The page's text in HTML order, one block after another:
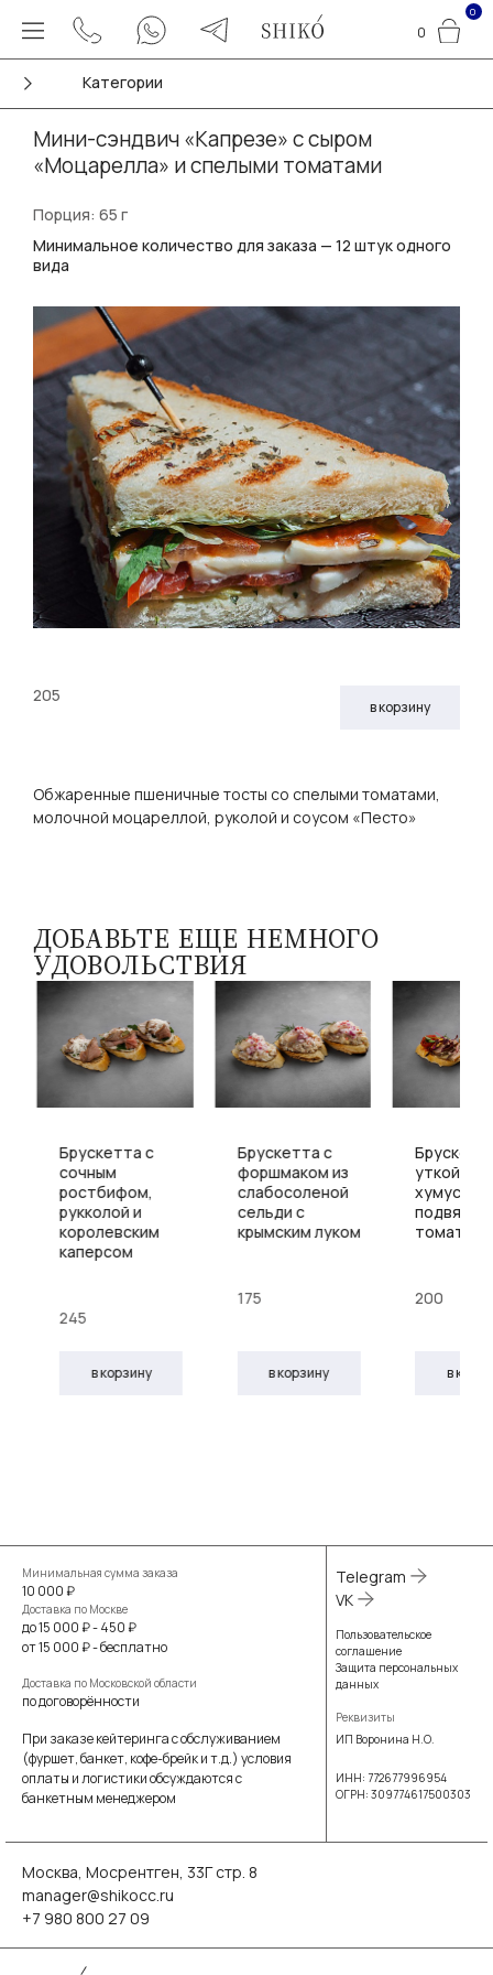
0
0
Категории
Мини-сэндвич «Капрезе» с сыром
«Моцарелла» и спелыми томатами
Порция: 65 г
Минимальное количество для заказа — 12 штук одного
вида
205
в корзину
Обжаренные пшеничные тосты со спелыми томатами,
молочной моцареллой, руколой и соусом «Песто»
ДОБАВЬТЕ ЕЩЕ НЕМНОГО
УДОВОЛЬСТВИЯ
Брускетта с
сочным
ростбифом,
рукколой и
королевским
каперсом
245
в корзину
Брускетта с
форшмаком из
слабосоленой
сельди с
крымским луком
175
в корзину
уткой су-
хумусом
томатами
200
в
Минимальная сумма заказа
10 000 ₽
Доставка по Москве
до 15 000 ₽ - 450 ₽
от 15 000 ₽ - бесплатно
Доставка по Московской области
по договорённости
При заказе кейтеринга с обслуживанием
(фуршет, банкет, кофе-брейк и т.д.) условия
оплаты и логистики обсуждаются с
банкетным менеджером
Telegram
VK
Пользовательское
соглашение
Защита персональных
данных
Реквизиты
ИП Воронина Н.О.
ИНН: 772677996954
ОГРН: 309774617500303
Москва, Мосрентген, 33Г стр. 8
manager@shikocc.ru
+7 980 800 27 09